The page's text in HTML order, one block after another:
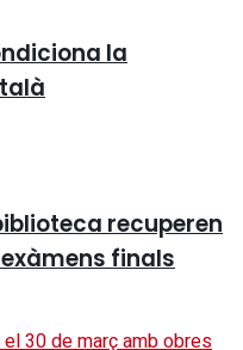
la
recuperen
finals